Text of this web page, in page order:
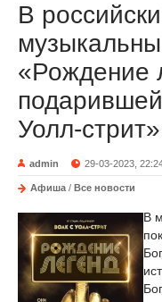
В
«Рождение
Уолл-стрит»
admin 29-03-2023,
Афиша / Все новости
В